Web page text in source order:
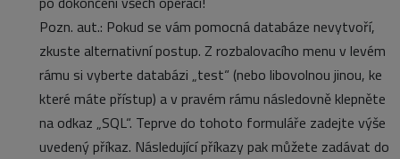
Pozn. aut.: Pokud se vám pomocná databáze nevytvoří,
zkuste alternativní postup. Z rozbalovacího menu v levém
rámu si vyberte databázi „test“ (nebo libovolnou jinou, ke
které máte přístup) a v pravém rámu následovně klepněte
na odkaz „SQL“. Teprve do tohoto formuláře zadejte výše
uvedený příkaz. Následující příkazy pak můžete zadávat do